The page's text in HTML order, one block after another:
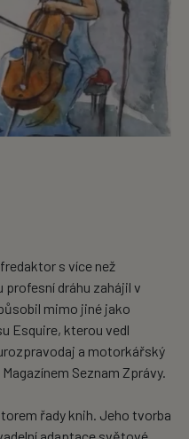
s více než
dráhu zahájil v
mimo jiné jako
Esquire, kterou vedl
a motorkářský
Seznam Zprávy.
řady knih. Jeho tvorba